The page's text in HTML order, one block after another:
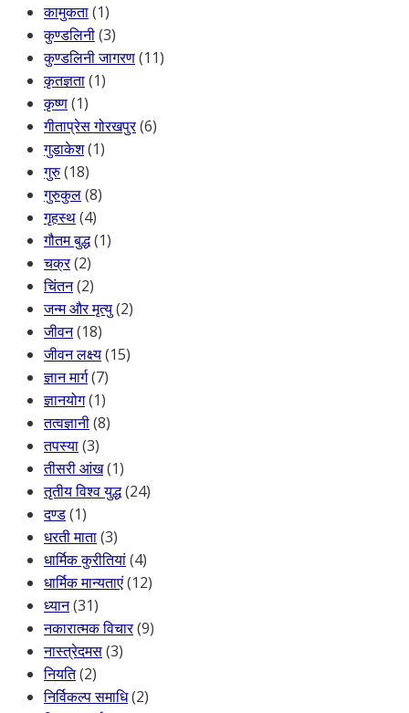
कामुकता(1)
कुण्डलिनी(3)
कुण्डलिनी जागरण(11)
कृतज्ञता(1)
कृष्ण(1)
गीताप्रेस गोरखपुर(6)
गुडाकेश(1)
गुरु(18)
गुरुकुल(8)
गृहस्थ(4)
गौतम बुद्ध(1)
चक्र(2)
चिंतन(2)
जन्म और मृत्यु(2)
जीवन(18)
जीवन लक्ष्य(15)
ज्ञान मार्ग(7)
ज्ञानयोग(1)
तत्वज्ञानी(8)
तपस्या(3)
तीसरी आंख(1)
तृतीय विश्व युद्ध(24)
दण्ड(1)
धरती माता(3)
धार्मिक कुरीतियां(4)
धार्मिक मान्यताएं(12)
ध्यान(31)
नकारात्मक विचार(9)
नास्त्रेदमस(3)
नियति(2)
निर्विकल्प समाधि(2)